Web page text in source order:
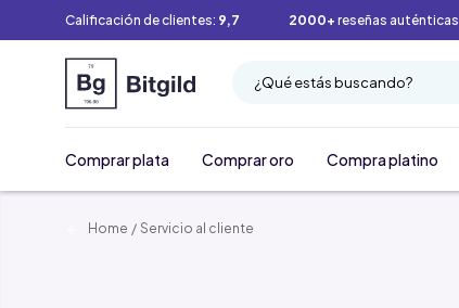
Calificación de clientes: 9,7 2000+ reseñas auténticas
¿Qué estás buscando?
Comprar plata Comprar oro Compra platino
Home / Servicio al cliente